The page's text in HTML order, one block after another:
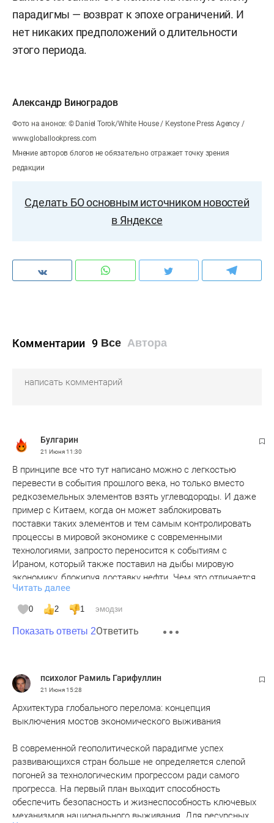
парадигмы — возврат к эпохе ограничений. И
нет никаких предположений о длительности
этого периода.
Александр Виноградов
Фото на анонсе: © Daniel Torok/White House / Keystone Press Agency /
www.globallookpress.com
Мнение авторов блогов не обязательно отражает точку зрения
редакции
Сделать БО основным источником новостей
в Яндексе
Комментарии 9 Все Автора
Булгарин
21 Июня11:30
В принципе все что тут написано можно с легкостью
перевести в события прошлого века, но только вместо
редкоземельных элементов взять углеводороды. И даже
пример с Китаем, когда он может заблокировать
поставки таких элементов и тем самым контролировать
процессы в мировой экономике с современными
технологиями, запросто переносится к событиям с
Ираном, который также поставил на дыбы мировую
экономику, блокируя доставку нефти. Чем это отличается
от попыток Китая контролировать процессы в
современных условиях. Иран обратился также успешно к
тому. что происходило в прошлом веке и вполне успешно.
Читать далее
0 2 1 эмодзи
Показать ответы 2Ответить
психолог Рамиль Гарифуллин
21 Июня15:28
Архитектура глобального перелома: концепция
выключения мостов экономического выживания
В современной геополитической парадигме успех
развивающихся стран больше не определяется слепой
погоней за технологическим прогрессом ради самого
прогресса. На первый план выходит способность
обеспечить безопасность и жизнеспособность ключевых
механизмов национального выживания. Для ресурсных